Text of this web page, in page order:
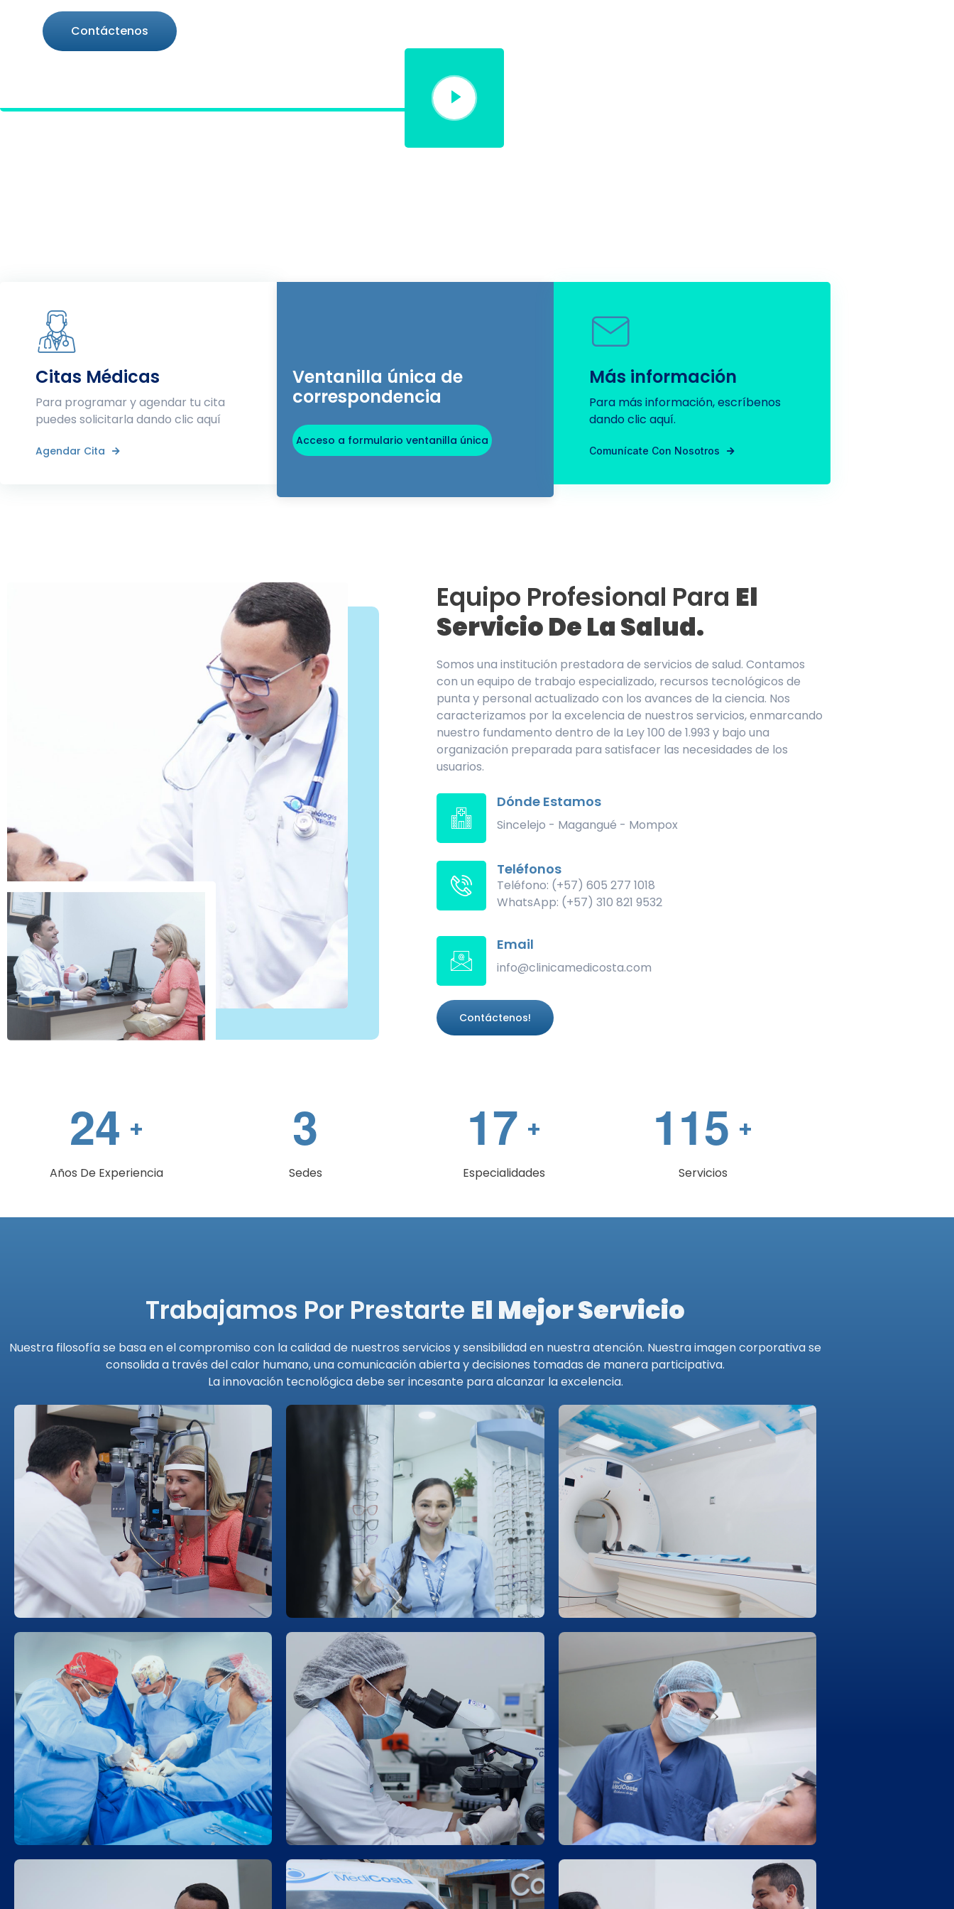
Contáctenos
Citas Médicas
Para programar y agendar tu cita
puedes solicitarla dando clic aquí
Agendar Cita
Ventanilla única de
correspondencia
Acceso a formulario ventanilla única
Más información
Para más información, escríbenos
dando clic aquí.
Comunícate Con Nosotros
Equipo Profesional Para El
Servicio De La Salud.
Somos una institución prestadora de servicios de salud. Contamos
con un equipo de trabajo especializado, recursos tecnológicos de
punta y personal actualizado con los avances de la ciencia. Nos
caracterizamos por la excelencia de nuestros servicios, enmarcando
nuestro fundamento dentro de la Ley 100 de 1.993 y bajo una
organización preparada para satisfacer las necesidades de los
usuarios.
Dónde Estamos
Sincelejo - Magangué - Mompox
Teléfonos
Teléfono: (+57) 605 277 1018
WhatsApp: (+57) 310 821 9532
Email
info@clinicamedicosta.com
Contáctenos!
24 +
Años De Experiencia
3
Sedes
17 +
Especialidades
115 +
Servicios
Trabajamos Por Prestarte El Mejor Servicio
Nuestra filosofía se basa en el compromiso con la calidad de nuestros servicios y sensibilidad en nuestra atención. Nuestra imagen corporativa se
consolida a través del calor humano, una comunicación abierta y decisiones tomadas de manera participativa.
La innovación tecnológica debe ser incesante para alcanzar la excelencia.